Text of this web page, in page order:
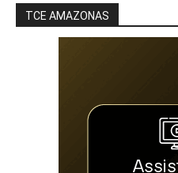
TCE AMAZONAS